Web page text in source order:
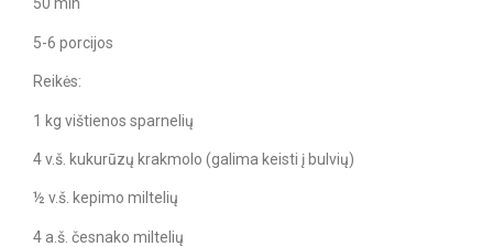
50 min
5-6 porcijos
Reikės:
1 kg vištienos sparnelių
4 v.š. kukurūzų krakmolo (galima keisti į bulvių)
½ v.š. kepimo miltelių
4 a.š. česnako miltelių